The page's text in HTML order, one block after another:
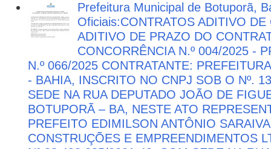
Prefeitura Municipal de Botuporã,
Oficiais:CONTRATOS ADITIVO DE
ADITIVO DE PRAZO DO
CONCORRÊNCIA N.º 004/2025 -
N.º 066/2025 CONTRATANTE:
- BAHIA, INSCRITO NO CNPJ SOB O Nº.
SEDE NA RUA DEPUTADO JOÃO DE
BOTUPORÃ – BA, NESTE ATO
PREFEITO EDIMILSON ANTÔNIO
CONSTRUÇÕES E EMPREENDIMENTOS